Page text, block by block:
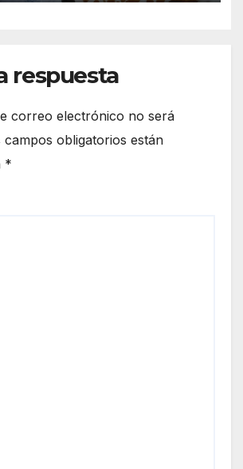
respuesta
correo electrónico no será
campos obligatorios están
*